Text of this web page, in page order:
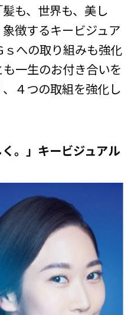
も、世界も、美し
徴するキービジュア
への取り組みも強化
一生のお付き合いを
４つの取組を強化し
。」キービジュアル